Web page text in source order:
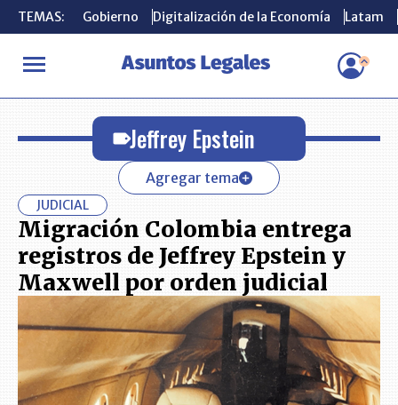
TEMAS: Gobierno Digitalización de la Economía Latam
INICIO Jeffrey Epstein
TEMAS: Gobierno Digitalización de la Economía Latam
Jeffrey Epstein
Agregar tema
JUDICIAL
Migración Colombia entrega
registros de Jeffrey Epstein y
Maxwell por orden judicial